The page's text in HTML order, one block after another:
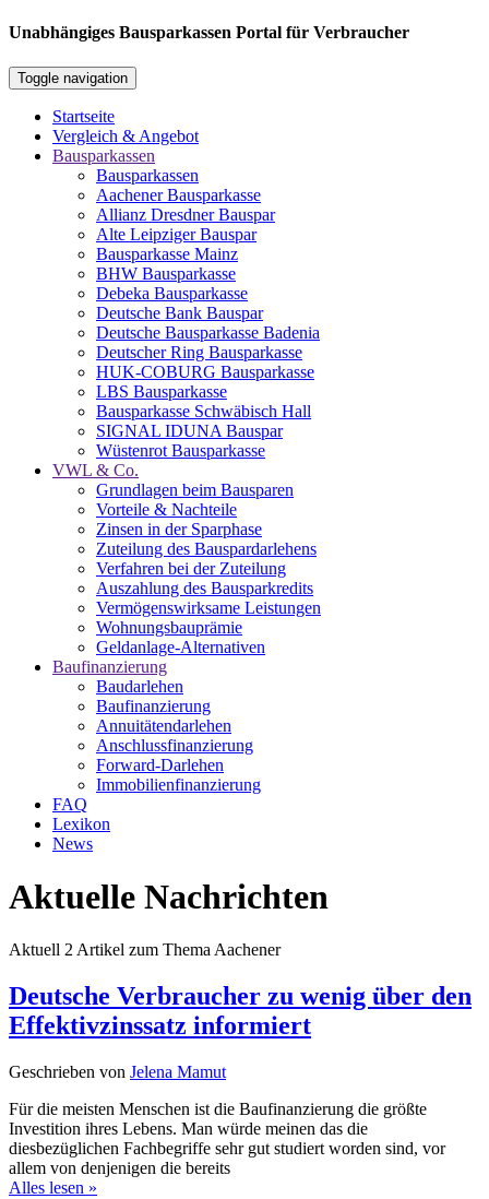
Unabhängiges Bausparkassen Portal für Verbraucher
Toggle navigation
Startseite
Vergleich & Angebot
Bausparkassen
Bausparkassen
Aachener Bausparkasse
Allianz Dresdner Bauspar
Alte Leipziger Bauspar
Bausparkasse Mainz
BHW Bausparkasse
Debeka Bausparkasse
Deutsche Bank Bauspar
Deutsche Bausparkasse Badenia
Deutscher Ring Bausparkasse
HUK-COBURG Bausparkasse
LBS Bausparkasse
Bausparkasse Schwäbisch Hall
SIGNAL IDUNA Bauspar
Wüstenrot Bausparkasse
VWL & Co.
Grundlagen beim Bausparen
Vorteile & Nachteile
Zinsen in der Sparphase
Zuteilung des Bauspardarlehens
Verfahren bei der Zuteilung
Auszahlung des Bausparkredits
Vermögenswirksame Leistungen
Wohnungsbauprämie
Geldanlage-Alternativen
Baufinanzierung
Baudarlehen
Baufinanzierung
Annuitätendarlehen
Anschlussfinanzierung
Forward-Darlehen
Immobilienfinanzierung
FAQ
Lexikon
News
Aktuelle Nachrichten
Aktuell 2Artikel zum ThemaAachener
Deutsche Verbraucher zu wenig über den
Effektivzinssatz informiert
Geschrieben von Jelena Mamut
Für die meisten Menschen ist die Baufinanzierung die größte
Investition ihres Lebens. Man würde meinen das die
diesbezüglichen Fachbegriffe sehr gut studiert worden sind, vor
allem von denjenigen die bereits
Alles lesen »